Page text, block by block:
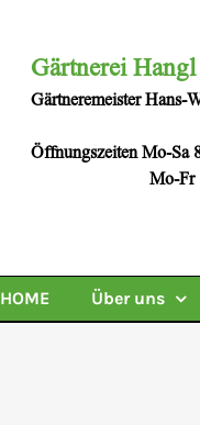
Gärtnerei Hangl
Gärtneremeister Hans-
Öffnungszeiten Mo-Sa
Mo-Fr 14:00
HOME Über uns